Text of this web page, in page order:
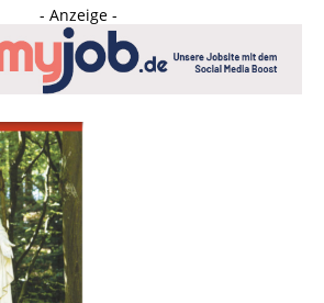
- Anzeige -